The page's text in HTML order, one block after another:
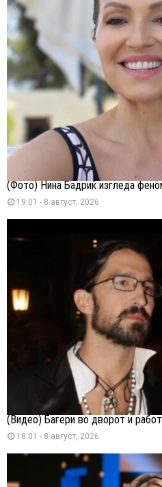
(Фото) Нина Бадриќ изгледа
19:01 - 8 август, 2026
(Видео) Багери во дворот и
18:01 - 8 август, 2026